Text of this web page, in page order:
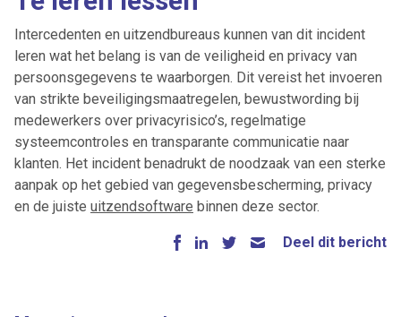
Intercedenten en uitzendbureaus kunnen van dit incident
leren wat het belang is van de veiligheid en privacy van
persoonsgegevens te waarborgen. Dit vereist het invoeren
van strikte beveiligingsmaatregelen, bewustwording bij
medewerkers over privacyrisico’s, regelmatige
systeemcontroles en transparante communicatie naar
klanten. Het incident benadrukt de noodzaak van een sterke
aanpak op het gebied van gegevensbescherming, privacy
en de juiste uitzendsoftware binnen deze sector.
Deel dit bericht